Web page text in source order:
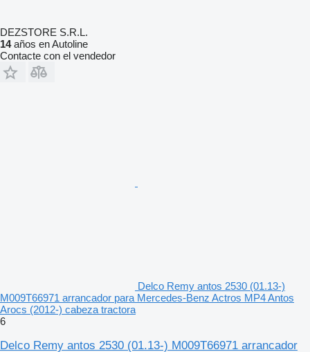
DEZSTORE S.R.L.
14años en Autoline
Contacte con el vendedor
Delco Remy antos 2530 (01.13-)
M009T66971 arrancador para Mercedes-Benz Actros MP4 Antos
Arocs (2012-) cabeza tractora
6
Delco Remy antos 2530 (01.13-) M009T66971 arrancador